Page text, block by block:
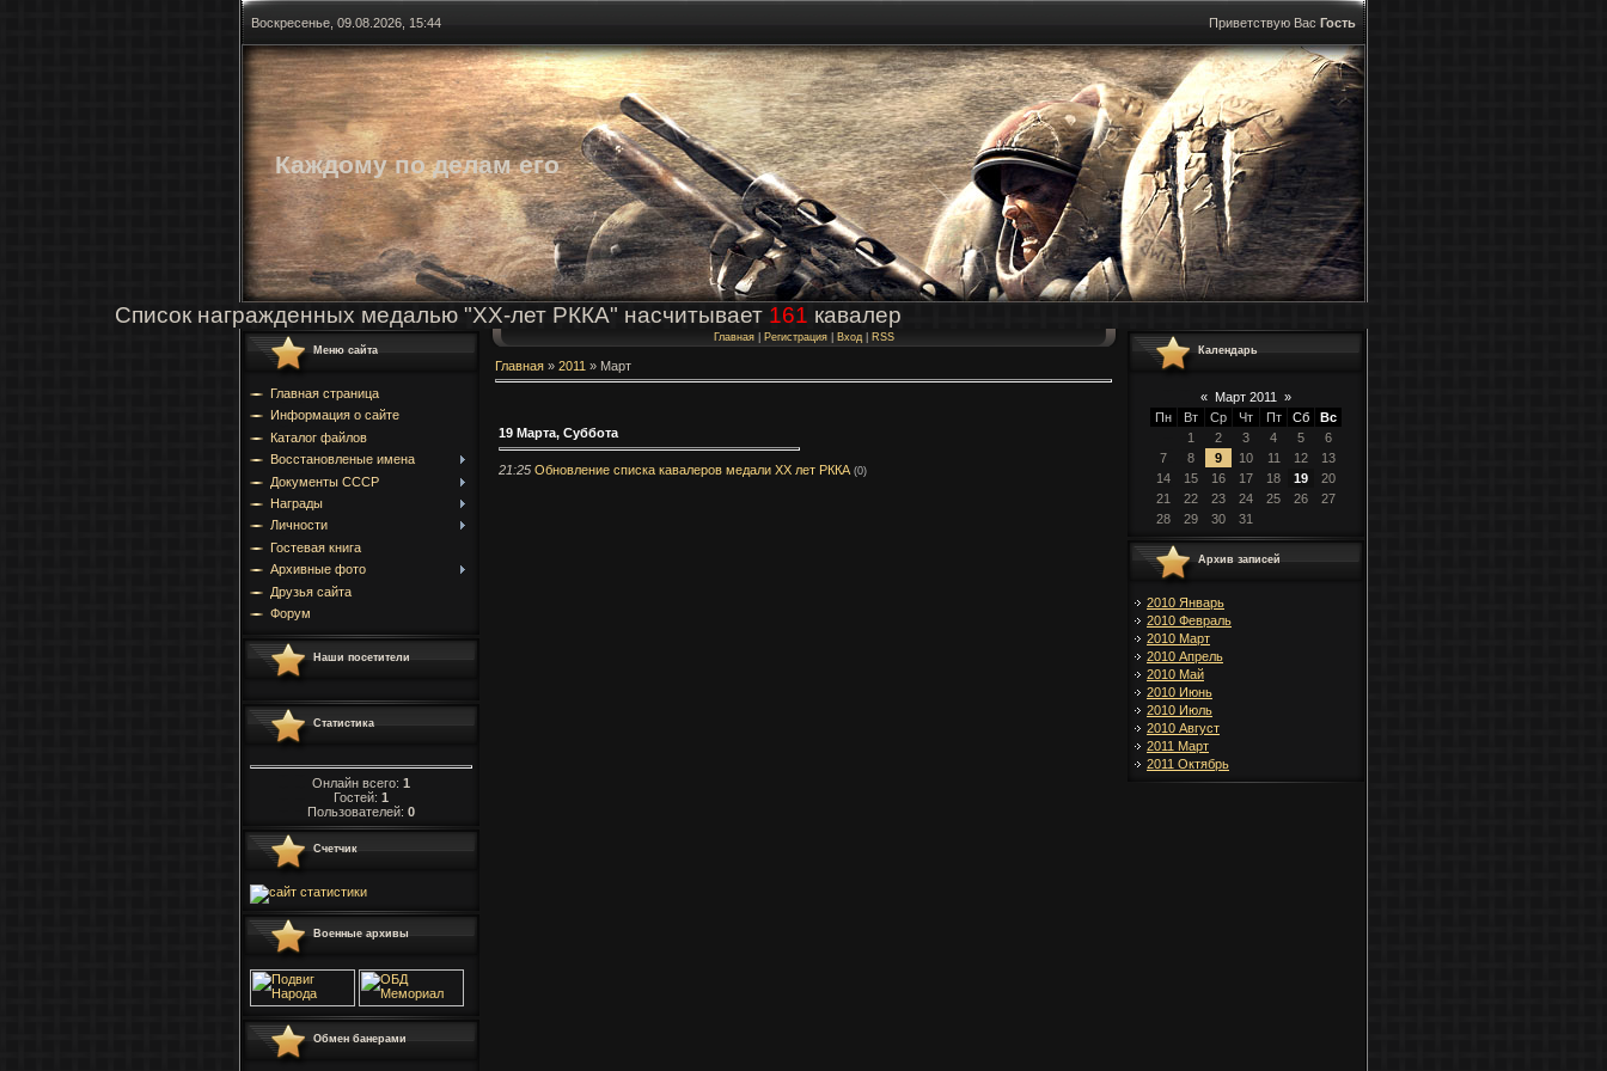
Воскресенье, 09.08.2026, 15:44 Приветствую Вас Гость
Каждому по делам его
Список награжденных медалью "ХХ-лет РККА" насчитывает 161 кавалер
Меню сайта
Главная страница
Информация о сайте
Каталог файлов
Восстановленые имена
Документы СССР
Награды
Личности
Гостевая книга
Архивные фото
Друзья сайта
Форум
Наши посетители
Статистика
Онлайн всего: 1
Гостей: 1
Пользователей: 0
Счетчик
Военные архивы
Обмен банерами
Главная| Регистрация| Вход| RSS
Главная » 2011 » Март
19 Марта, Суббота
21:25 Обновление списка кавалеров медали ХХ лет РККА (0)
Календарь
« Март 2011
»
Пн
Вт Ср Чт Пт Сб
Вс
1
2 3 4 5
6
7
8 9 10 11 12
13
14
15 16 17 18 19
20
21
22 23 24 25 26
27
28
29 30 31
Архив записей
2010 Январь
2010 Февраль
2010 Март
2010 Апрель
2010 Май
2010 Июнь
2010 Июль
2010 Август
2011 Март
2011 Октябрь